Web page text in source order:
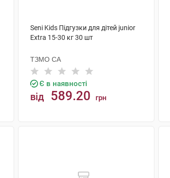
Seni Kids Підгузки для дітей junior
Extra 15-30 кг 30 шт
ТЗМО СА
Є в наявності
від 589.20 грн